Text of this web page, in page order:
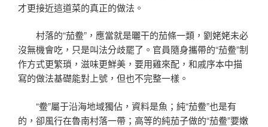
才更接近這道菜的真正的做法。
村落的“茄鲞”，應當就是曬干的茄條一類，劉姥姥未必
沒無機會吃，只是叫法分歧罷了。官員隨身攜帶的“茄鲞”制
作方式更繁瑣，滋味更鮮美，要用雞來配，和戚序本中描
寫的做法基礎能對上號，但也不完整一樣。
“鲞”屬于沿海地域獨佔，資料是魚；純“茄鲞”也是有
的，卻風行在魯南村落一帶；高等的純茄子做的“茄鲞”要嫩